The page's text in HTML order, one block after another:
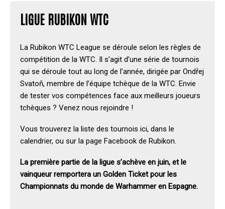
LIGUE RUBIKON WTC
La Rubikon WTC League se déroule selon les règles de
compétition de la WTC. Il s’agit d’une série de tournois
qui se déroule tout au long de l’année, dirigée par Ondřej
Svatoň, membre de l’équipe tchèque de la WTC. Envie
de tester vos compétences face aux meilleurs joueurs
tchèques ? Venez nous rejoindre !
Vous trouverez la liste des tournois ici, dans le
calendrier, ou sur la page Facebook de Rubikon.
La première partie de la ligue s’achève en juin, et le
vainqueur remportera un Golden Ticket pour les
Championnats du monde de Warhammer en Espagne.